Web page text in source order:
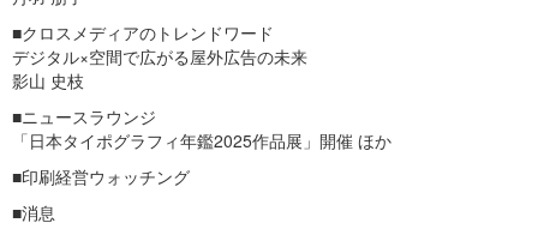
■クロスメディアのトレンドワード
デジタル×空間で広がる屋外広告の未来
影山 史枝
■ニュースラウンジ
「日本タイポグラフィ年鑑2025作品展」開催 ほか
■印刷経営ウォッチング
■消息